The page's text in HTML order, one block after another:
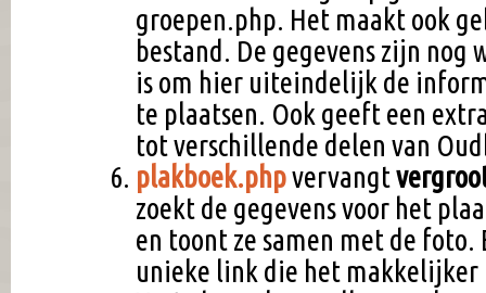
groepen.php. Het maakt ook
bestand. De gegevens zijn nog
is om hier uiteindelijk de
te plaatsen. Ook geeft een
tot verschillende delen van
plakboek.phpvervangt
zoekt de gegevens voor het
en toont ze samen met de
unieke link die het